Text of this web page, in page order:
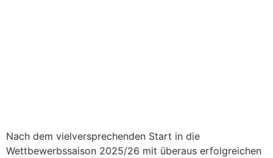
Nach dem vielversprechenden Start in die
Wettbewerbssaison 2025/26 mit überaus erfolgreichen